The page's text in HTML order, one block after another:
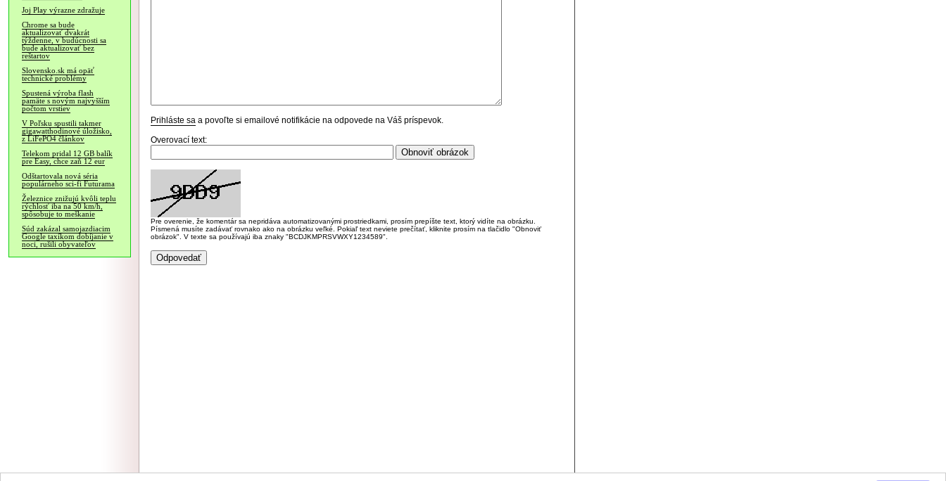
Joj Play výrazne zdražuje
Chrome sa bude
aktualizovať dvakrát
týždenne, v budúcnosti sa
bude aktualizovať bez
reštartov
Slovensko.sk má opäť
technické problémy
Spustená výroba flash
pamäte s novým najvyšším
počtom vrstiev
V Poľsku spustili takmer
gigawatthodinové úložisko,
z LiFePO4 článkov
Telekom pridal 12 GB balík
pre Easy, chce zaň 12 eur
Odštartovala nová séria
populárneho sci-fi Futurama
Železnice znižujú kvôli teplu
rýchlosť iba na 50 km/h,
spôsobuje to meškanie
Súd zakázal samojazdiacim
Google taxíkom dobíjanie v
noci, rušili obyvateľov
Prihláste sa a povoľte si emailové notifikácie na odpovede na Váš príspevok.
Overovací text:
Pre overenie, že komentár sa nepridáva automatizovanými prostriedkami, prosím prepíšte text, ktorý vidíte na obrázku.
Písmená musíte zadávať rovnako ako na obrázku veľké. Pokiaľ text neviete prečítať, kliknite prosím na tlačidlo "Obnoviť
obrázok". V texte sa používajú iba znaky "BCDJKMPRSVWXY1234589".